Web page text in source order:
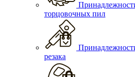
торцовочных пил
резака